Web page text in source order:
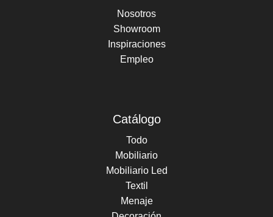
Nosotros
Showroom
Inspiraciones
Empleo
Catálogo
Todo
Mobiliario
Mobiliario Led
Textil
Menaje